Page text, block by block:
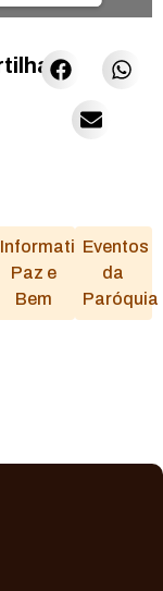
Informativo
Paz e
Bem
Eventos
da
Paróquia